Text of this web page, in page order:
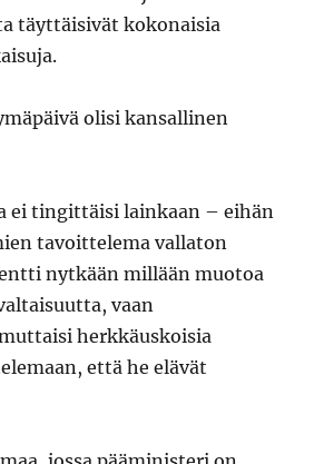
täyttäisivät kokonaisia
olisi kansallinen
ei tingittäisi lainkaan – eihän
tavoittelema vallaton
nytkään millään muotoa
vaan
herkkäuskoisia
että he elävät